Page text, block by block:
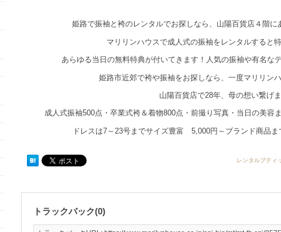
姫路で振袖と袴のレンタルでお探しなら、山陽百貨店４階
マリリンハウスで成人式の振袖をレンタルすると
あらゆる当日の無料特典が付いてきます！人気の振袖や有名な
姫路市近郊で袴や振袖をお探しなら、一度マリリン
山陽百貨店で28年、母の想い繋げ
成人式振袖500点・卒業式袴＆着物800点・前撮り写真・当日の美容
ドレスは7～23号までサイズ豊富 5,000円～ブランド商品ま
レンタルブティ
トラックバック(0)